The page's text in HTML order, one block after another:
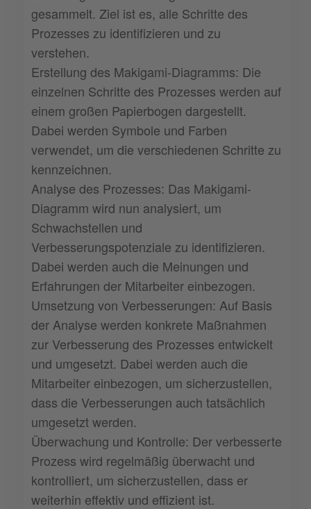
gesammelt. Ziel ist es, alle Schritte des
Prozesses zu identifizieren und zu
verstehen.
Erstellung des Makigami-Diagramms: Die
einzelnen Schritte des Prozesses werden auf
einem großen Papierbogen dargestellt.
Dabei werden Symbole und Farben
verwendet, um die verschiedenen Schritte zu
kennzeichnen.
Analyse des Prozesses: Das Makigami-
Diagramm wird nun analysiert, um
Schwachstellen und
Verbesserungspotenziale zu identifizieren.
Dabei werden auch die Meinungen und
Erfahrungen der Mitarbeiter einbezogen.
Umsetzung von Verbesserungen: Auf Basis
der Analyse werden konkrete Maßnahmen
zur Verbesserung des Prozesses entwickelt
und umgesetzt. Dabei werden auch die
Mitarbeiter einbezogen, um sicherzustellen,
dass die Verbesserungen auch tatsächlich
umgesetzt werden.
Überwachung und Kontrolle: Der verbesserte
Prozess wird regelmäßig überwacht und
kontrolliert, um sicherzustellen, dass er
weiterhin effektiv und effizient ist.